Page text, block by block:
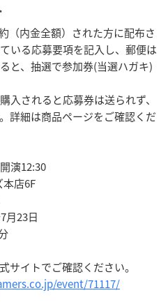
（内金全額）された方に配布さ
いる応募要項を記入し、郵便は
と、抽選で参加券(当選ハガキ)
入されると応募券は送られず、
詳細は商品ページをご確認くだ
演12:30
本店6F
月23日
サイトでご確認ください。
event/71117/